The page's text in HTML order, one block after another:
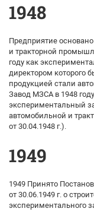
1948
Предприятие
и тракторной
году как
директором которого
продукцией стали
Завод МЗСА в 1948
экспериментальный
автомобильной и
от 30.04.1948 г.).
1949
1949 Принято
от 30.06.1949 г. о
экспериментального